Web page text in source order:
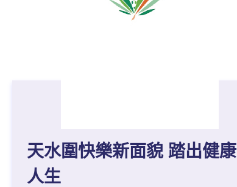
天水圍快樂新面貌 踏出健康
人生